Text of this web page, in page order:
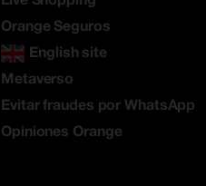
Orange Seguros
English site
Metaverso
Evitar fraudes por WhatsApp
Opiniones Orange